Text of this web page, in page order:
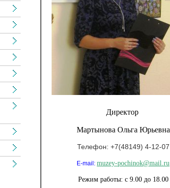
Директор
Мартынова Ольга Юрьевна
Телефон: +7(48149) 4-12-07
E-mail: muzey-pochinok@mail.ru
Режим работы: с 9.00 до 18.00